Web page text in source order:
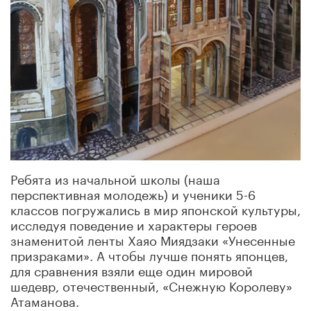
Ребята из начальной школы (наша
перспективная молодежь) и ученики 5-6
классов погружались в мир японской культуры,
исследуя поведение и характеры героев
знаменитой ленты Хаяо Миядзаки «Унесенные
призраками». А чтобы лучше понять японцев,
для сравнения взяли еще один мировой
шедевр, отечественный, «Снежную Королеву»
Атаманова.